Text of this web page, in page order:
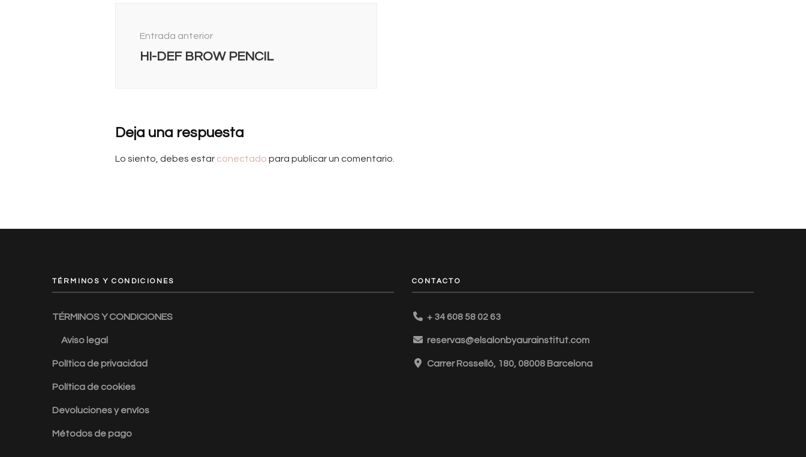
entradas
Entrada anterior
HI-DEF BROW PENCIL
Deja una respuesta
Lo siento, debes estar conectado para publicar un comentario.
TÉRMINOS Y CONDICIONES
TÉRMINOS Y CONDICIONES
Aviso legal
Política de privacidad
Política de cookies
Devoluciones y envíos
Métodos de pago
CONTACTO
+ 34 608 58 02 63
reservas@elsalonbyaurainstitut.com
Carrer Rosselló, 180, 08008 Barcelona